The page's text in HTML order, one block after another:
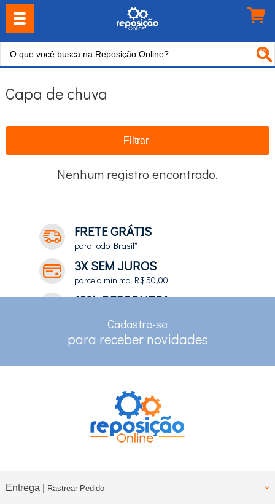
Capa de chuva
Filtrar
Nenhum registro encontrado.
FRETE GRÁTIS
para todo Brasil*
3X SEM JUROS
parcela mínima R$ 50,00
10% DESCONTO*
RASTREAMENTO
Cadastre-se
para receber novidades
Entrega | Rastrear Pedido